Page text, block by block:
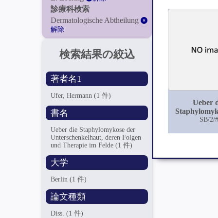
診療科検索
Dermatologische Abtheilung
解除
検索結果の絞込
著者名1
Ufer, Hermann(1 件)
書名
Ueber die Staphylomykose der
Unterschenkelhaut, deren Folgen
und Therapie im Felde(1 件)
大学
Berlin(1 件)
論文種類
Diss.(1 件)
Ueber
SB/2/#